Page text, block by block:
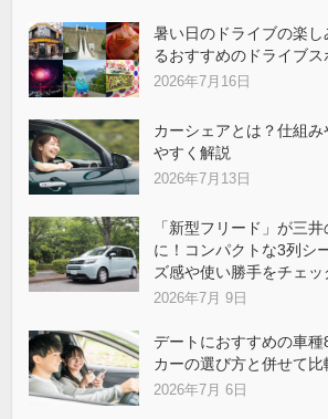
暑い日のドライブの楽
るおすすめのドライブス
2026年7月16日
カーシェアとは？仕組
やすく解説
2026年7月13日
「新型フリード」が三
に！コンパクトな3列シ
ズ感や使い勝手をチェッ
2026年7月 9日
デートにおすすめの車種
カーの選び方と併せて比
2026年7月 6日